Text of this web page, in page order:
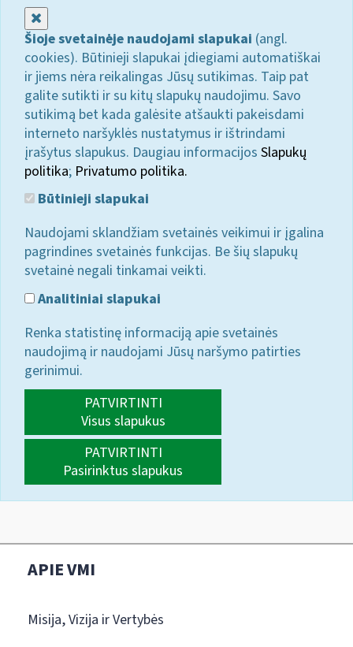
Šioje svetainėje naudojami slapukai (angl.
cookies). Būtinieji slapukai įdiegiami automatiškai
ir jiems nėra reikalingas Jūsų sutikimas. Taip pat
galite sutikti ir su kitų slapukų naudojimu. Savo
sutikimą bet kada galėsite atšaukti pakeisdami
interneto naršyklės nustatymus ir ištrindami
įrašytus slapukus. Daugiau informacijos Slapukų
politika; Privatumo politika.
Būtinieji slapukai
Naudojami sklandžiam svetainės veikimui ir įgalina
pagrindines svetainės funkcijas. Be šių slapukų
svetainė negali tinkamai veikti.
Analitiniai slapukai
Renka statistinę informaciją apie svetainės
naudojimą ir naudojami Jūsų naršymo patirties
gerinimui.
PATVIRTINTI
Visus slapukus
PATVIRTINTI
Pasirinktus slapukus
APIE VMI
Misija, Vizija ir Vertybės